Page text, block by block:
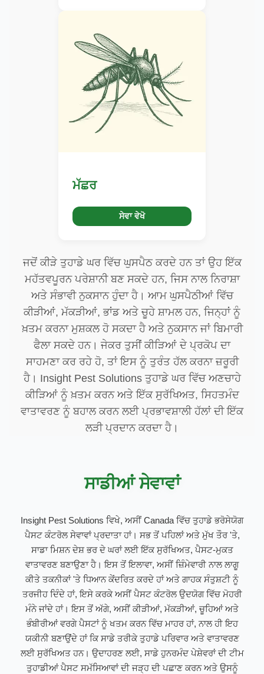
ਮੱਛਰ
ਸੇਵਾ ਵੇਖੋ
ਜਦੋਂ ਕੀੜੇ ਤੁਹਾਡੇ ਘਰ ਵਿੱਚ ਘੁਸਪੈਠ ਕਰਦੇ ਹਨ ਤਾਂ ਉਹ ਇੱਕ
ਮਹੱਤਵਪੂਰਨ ਪਰੇਸ਼ਾਨੀ ਬਣ ਸਕਦੇ ਹਨ, ਜਿਸ ਨਾਲ ਨਿਰਾਸ਼ਾ
ਅਤੇ ਸੰਭਾਵੀ ਨੁਕਸਾਨ ਹੁੰਦਾ ਹੈ। ਆਮ ਘੁਸਪੈਠੀਆਂ ਵਿੱਚ
ਕੀੜੀਆਂ, ਮੱਕੜੀਆਂ, ਭਾਂਡ ਅਤੇ ਚੂਹੇ ਸ਼ਾਮਲ ਹਨ, ਜਿਨ੍ਹਾਂ ਨੂੰ
ਖ਼ਤਮ ਕਰਨਾ ਮੁਸ਼ਕਲ ਹੋ ਸਕਦਾ ਹੈ ਅਤੇ ਨੁਕਸਾਨ ਜਾਂ ਬਿਮਾਰੀ
ਫੈਲਾ ਸਕਦੇ ਹਨ। ਜੇਕਰ ਤੁਸੀਂ ਕੀੜਿਆਂ ਦੇ ਪ੍ਰਕੋਪ ਦਾ
ਸਾਹਮਣਾ ਕਰ ਰਹੇ ਹੋ, ਤਾਂ ਇਸ ਨੂੰ ਤੁਰੰਤ ਹੱਲ ਕਰਨਾ ਜ਼ਰੂਰੀ
ਹੈ। Insight Pest Solutions ਤੁਹਾਡੇ ਘਰ ਵਿੱਚ ਅਣਚਾਹੇ
ਕੀੜਿਆਂ ਨੂੰ ਖ਼ਤਮ ਕਰਨ ਅਤੇ ਇੱਕ ਸੁਰੱਖਿਅਤ, ਸਿਹਤਮੰਦ
ਵਾਤਾਵਰਣ ਨੂੰ ਬਹਾਲ ਕਰਨ ਲਈ ਪ੍ਰਭਾਵਸ਼ਾਲੀ ਹੱਲਾਂ ਦੀ ਇੱਕ
ਲੜੀ ਪ੍ਰਦਾਨ ਕਰਦਾ ਹੈ।
ਸਾਡੀਆਂ ਸੇਵਾਵਾਂ
Insight Pest Solutions ਵਿਖੇ, ਅਸੀਂ Canada ਵਿੱਚ ਤੁਹਾਡੇ ਭਰੋਸੇਯੋਗ
ਪੈਸਟ ਕੰਟਰੋਲ ਸੇਵਾਵਾਂ ਪ੍ਰਦਾਤਾ ਹਾਂ। ਸਭ ਤੋਂ ਪਹਿਲਾਂ ਅਤੇ ਮੁੱਖ ਤੌਰ 'ਤੇ,
ਸਾਡਾ ਮਿਸ਼ਨ ਦੇਸ਼ ਭਰ ਦੇ ਘਰਾਂ ਲਈ ਇੱਕ ਸੁਰੱਖਿਅਤ, ਪੈਸਟ-ਮੁਕਤ
ਵਾਤਾਵਰਣ ਬਣਾਉਣਾ ਹੈ। ਇਸ ਤੋਂ ਇਲਾਵਾ, ਅਸੀਂ ਜ਼ਿੰਮੇਵਾਰੀ ਨਾਲ ਲਾਗੂ
ਕੀਤੇ ਤਕਨੀਕਾਂ 'ਤੇ ਧਿਆਨ ਕੇਂਦਰਿਤ ਕਰਦੇ ਹਾਂ ਅਤੇ ਗਾਹਕ ਸੰਤੁਸ਼ਟੀ ਨੂੰ
ਤਰਜੀਹ ਦਿੰਦੇ ਹਾਂ, ਇਸੇ ਕਰਕੇ ਅਸੀਂ ਪੈਸਟ ਕੰਟਰੋਲ ਉਦਯੋਗ ਵਿੱਚ ਮੋਹਰੀ
ਮੰਨੇ ਜਾਂਦੇ ਹਾਂ। ਇਸ ਤੋਂ ਅੱਗੇ, ਅਸੀਂ ਕੀੜੀਆਂ, ਮੱਕੜੀਆਂ, ਚੂਹਿਆਂ ਅਤੇ
ਭੰਬੀਰੀਆਂ ਵਰਗੇ ਪੈਸਟਾਂ ਨੂੰ ਖਤਮ ਕਰਨ ਵਿੱਚ ਮਾਹਰ ਹਾਂ, ਨਾਲ ਹੀ ਇਹ
ਯਕੀਨੀ ਬਣਾਉਂਦੇ ਹਾਂ ਕਿ ਸਾਡੇ ਤਰੀਕੇ ਤੁਹਾਡੇ ਪਰਿਵਾਰ ਅਤੇ ਵਾਤਾਵਰਣ
ਲਈ ਸੁਰੱਖਿਅਤ ਹਨ। ਉਦਾਹਰਣ ਲਈ, ਸਾਡੇ ਹੁਨਰਮੰਦ ਪੇਸ਼ੇਵਰਾਂ ਦੀ ਟੀਮ
ਤੁਹਾਡੀਆਂ ਪੈਸਟ ਸਮੱਸਿਆਵਾਂ ਦੀ ਜੜ੍ਹ ਦੀ ਪਛਾਣ ਕਰਨ ਅਤੇ ਉਸਨੂੰ